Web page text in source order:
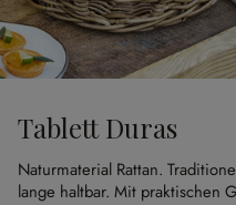
Tablett Duras
Naturmaterial Rattan.
lange haltbar. Mit praktischen